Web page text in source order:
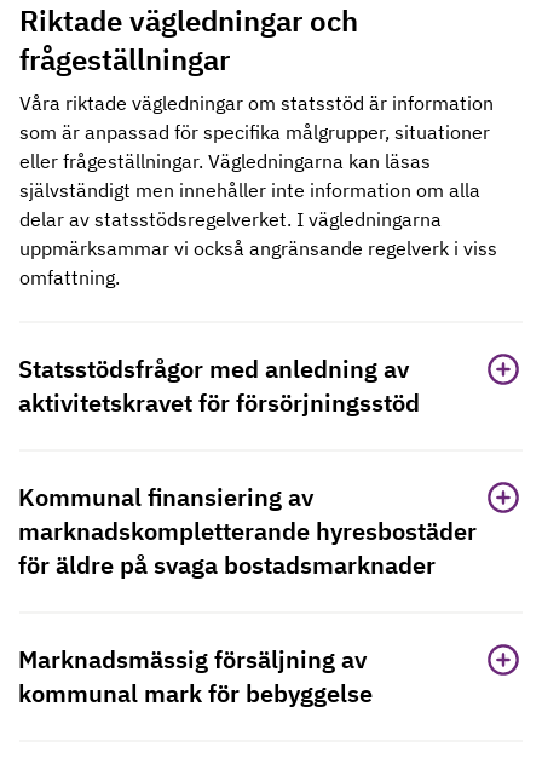
Riktade vägledningar och
frågeställningar
Våra riktade vägledningar om statsstöd är information
som är anpassad för specifika målgrupper, situationer
eller frågeställningar. Vägledningarna kan läsas
självständigt men innehåller inte information om alla
delar av statsstödsregelverket. I vägledningarna
uppmärksammar vi också angränsande regelverk i viss
omfattning.
Statsstödsfrågor med anledning av
aktivitetskravet för försörjningsstöd
Kommunal finansiering av
marknadskompletterande hyresbostäder
för äldre på svaga bostadsmarknader
Marknadsmässig försäljning av
kommunal mark för bebyggelse